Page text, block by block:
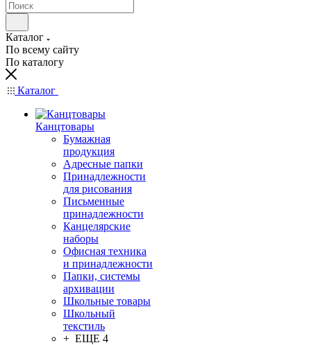
Каталог
По всему сайту
По каталогу
Каталог
Канцтовары
Бумажная
продукция
Адресные папки
Принадлежности
для рисования
Письменные
принадлежности
Канцелярские
наборы
Офисная техника
и принадлежности
Папки, системы
архивации
Школьные товары
Школьный
текстиль
+ ЕЩЕ 4